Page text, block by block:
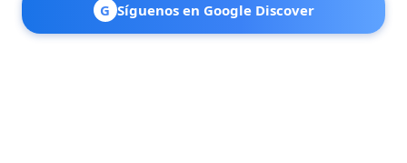
G Síguenos en Google Discover